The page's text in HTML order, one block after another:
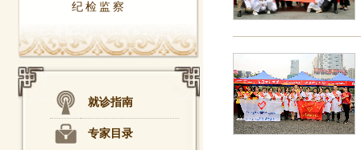
纪检监察
就诊指南
专家目录